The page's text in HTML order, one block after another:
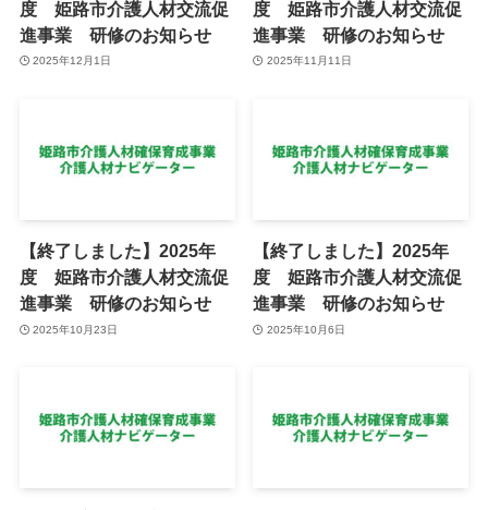
度 姫路市介護人材交流促
進事業 研修のお知らせ
2025年12月1日
度 姫路市介護人材交流促
進事業 研修のお知らせ
2025年11月11日
【終了しました】2025年
度 姫路市介護人材交流促
進事業 研修のお知らせ
2025年10月23日
【終了しました】2025年
度 姫路市介護人材交流促
進事業 研修のお知らせ
2025年10月6日